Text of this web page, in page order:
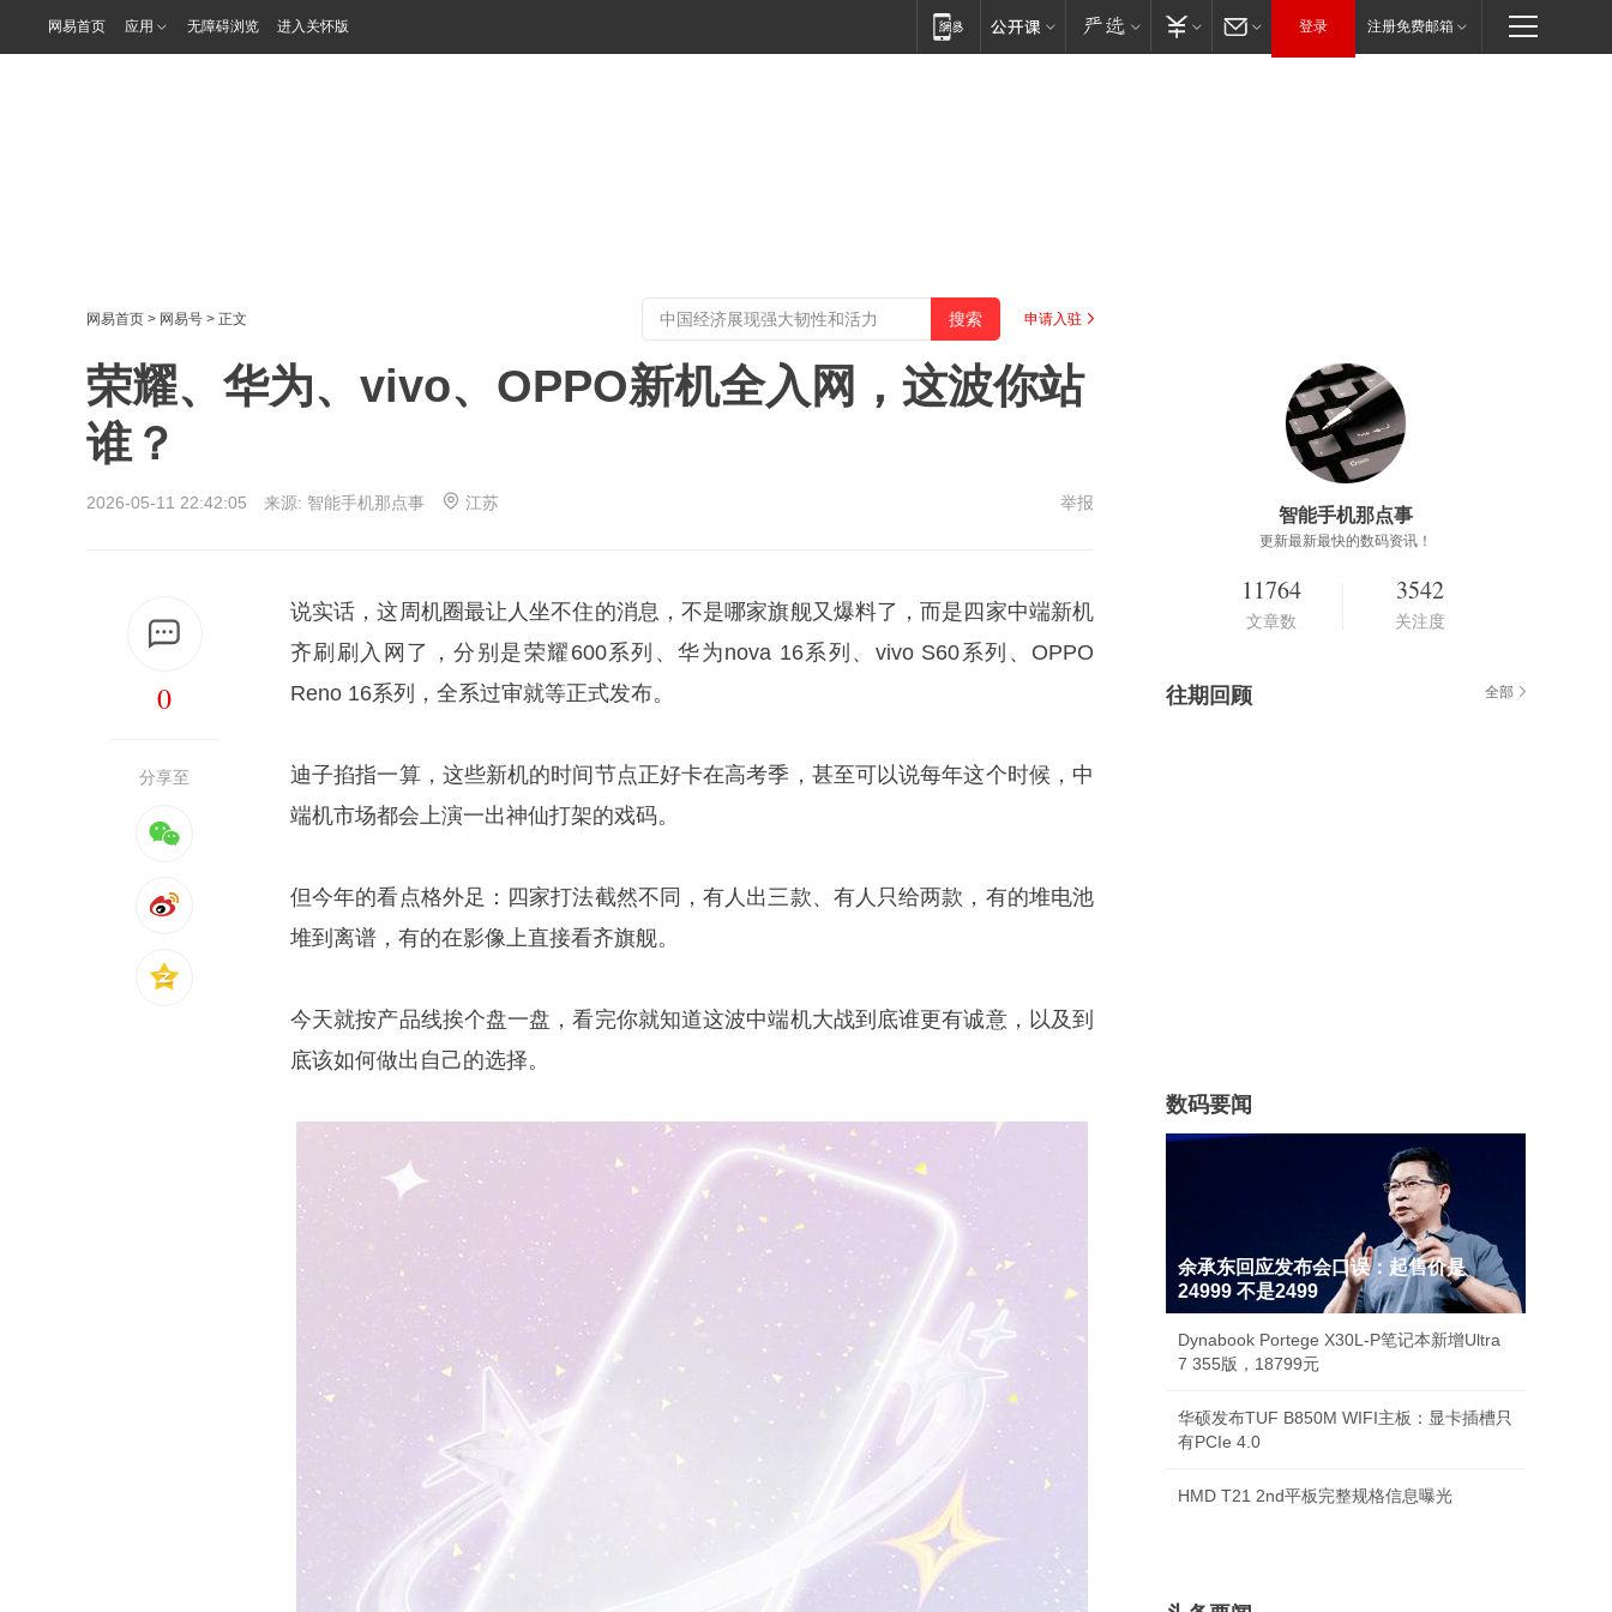
网易首页 应用 无障碍浏览 进入关怀版 登录 注册免费邮箱
网易首页 > 网易号 > 正文 申请入驻
荣耀、华为、vivo、OPPO新机全入网，这波你站
谁？
2026-05-11 22:42:05 来源: 智能手机那点事 江苏 举报
0
分享至
说实话，这周机圈最让人坐不住的消息，不是哪家旗舰又爆料了，而是四家中端新机
齐刷刷入网了，分别是荣耀600系列、华为nova 16系列、vivo S60系列、OPPO
Reno 16系列，全系过审就等正式发布。
迪子掐指一算，这些新机的时间节点正好卡在高考季，甚至可以说每年这个时候，中
端机市场都会上演一出神仙打架的戏码。
但今年的看点格外足：四家打法截然不同，有人出三款、有人只给两款，有的堆电池
堆到离谱，有的在影像上直接看齐旗舰。
今天就按产品线挨个盘一盘，看完你就知道这波中端机大战到底谁更有诚意，以及到
底该如何做出自己的选择。
智能手机那点事
更新最新最快的数码资讯！
11764
文章数
3542
关注度
往期回顾 全部
数码要闻
余承东回应发布会口误：起售价是
24999 不是2499
Dynabook Portege X30L-P笔记本新增Ultra
7 355版，18799元
华硕发布TUF B850M WIFI主板：显卡插槽只
有PCIe 4.0
HMD T21 2nd平板完整规格信息曝光